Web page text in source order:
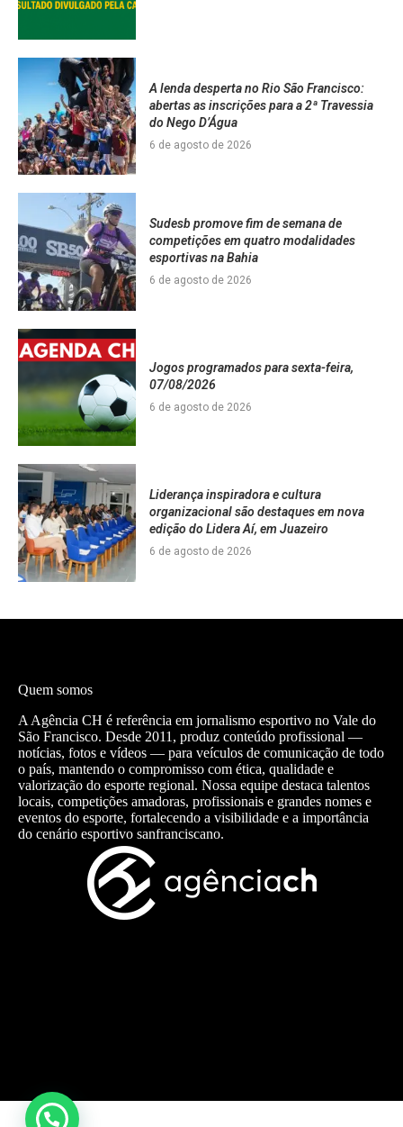
A lenda desperta no Rio São Francisco:
abertas as inscrições para a 2ª Travessia
do Nego D’Água
6 de agosto de 2026
Sudesb promove fim de semana de
competições em quatro modalidades
esportivas na Bahia
6 de agosto de 2026
Jogos programados para sexta-feira,
07/08/2026
6 de agosto de 2026
Liderança inspiradora e cultura
organizacional são destaques em nova
edição do Lidera Aí, em Juazeiro
6 de agosto de 2026
Quem somos
A Agência CH é referência em jornalismo esportivo no Vale do
São Francisco. Desde 2011, produz conteúdo profissional —
notícias, fotos e vídeos — para veículos de comunicação de todo
o país, mantendo o compromisso com ética, qualidade e
valorização do esporte regional. Nossa equipe destaca talentos
locais, competições amadoras, profissionais e grandes nomes e
eventos do esporte, fortalecendo a visibilidade e a importância
do cenário esportivo sanfranciscano.